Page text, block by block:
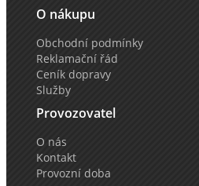
O nákupu
Obchodní podmínky
Reklamační řád
Ceník dopravy
Služby
Provozovatel
O nás
Kontakt
Provozní doba